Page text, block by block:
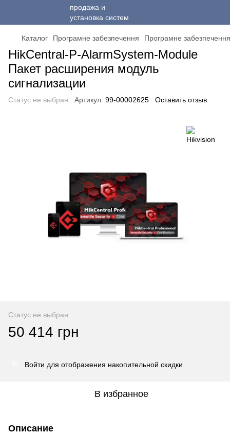
Каталог Програмне забезпечення Програмне забезпечення
HikCentral-P-AlarmSystem-Module
Пакет расширения модуль
сигнализации
Статус не выбран Артикул: 99-00002625 Оставить отзыв
Статус не выбран
50 414 грн
Войти для отображения накопительной скидки
В избранное
Описание